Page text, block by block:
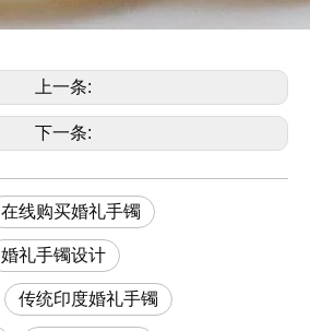
上一条:
下一条:
在线购买婚礼手镯
婚礼手镯设计
传统印度婚礼手镯